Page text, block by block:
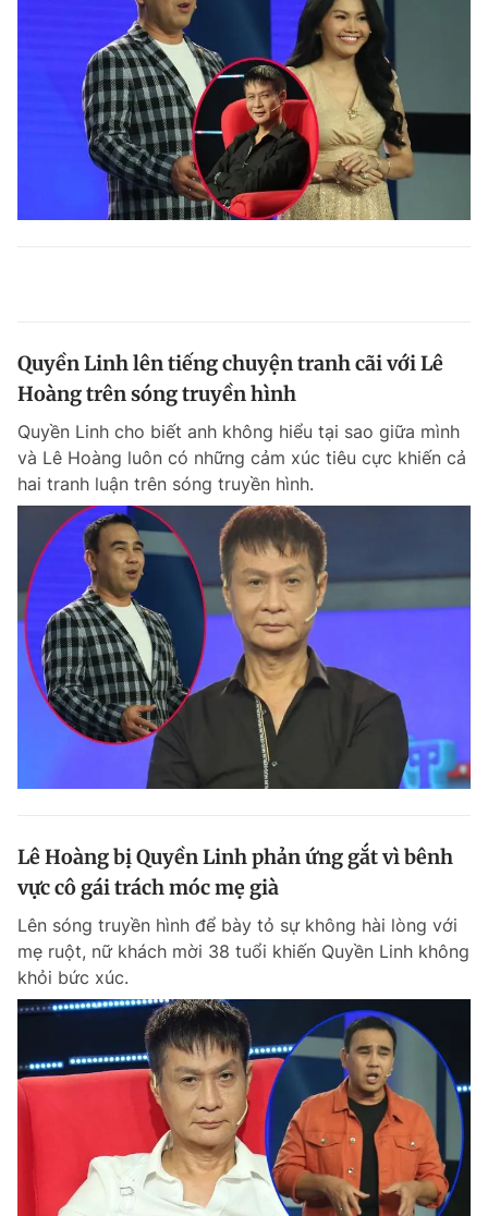
Quyền Linh lên tiếng chuyện tranh cãi với Lê
Hoàng trên sóng truyền hình
Quyền Linh cho biết anh không hiểu tại sao giữa mình
và Lê Hoàng luôn có những cảm xúc tiêu cực khiến cả
hai tranh luận trên sóng truyền hình.
Lê Hoàng bị Quyền Linh phản ứng gắt vì bênh
vực cô gái trách móc mẹ già
Lên sóng truyền hình để bày tỏ sự không hài lòng với
mẹ ruột, nữ khách mời 38 tuổi khiến Quyền Linh không
khỏi bức xúc.